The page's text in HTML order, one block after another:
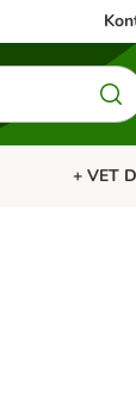
AkvaristikaOtevřít
+ VET